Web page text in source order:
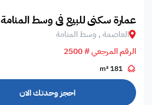
عمارة سكني للبيع في وسط المنامة
العاصمة , وسط المنامة
الرقم المرجعي # 2500
181 m²
احجز وحدتك الان